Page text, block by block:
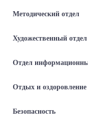
Методический отдел
Художественный отдел
Отдел
Отдых и оздоровление
Безопасность